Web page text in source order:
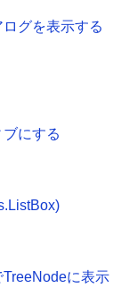
グを表示する
にする
に表示